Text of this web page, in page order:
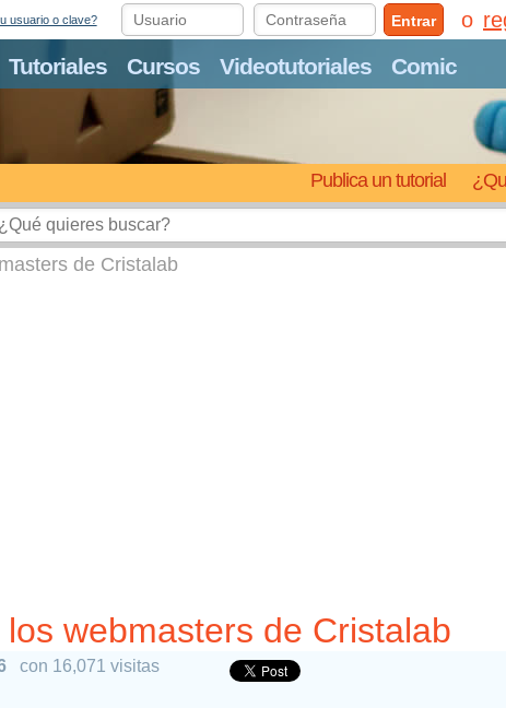
Tutoriales Cursos Videotutoriales Comic
Publica un tutorial
usuario o clave? Entrar
de Cristalab
webmasters de Cristalab
con 16,071 visitas